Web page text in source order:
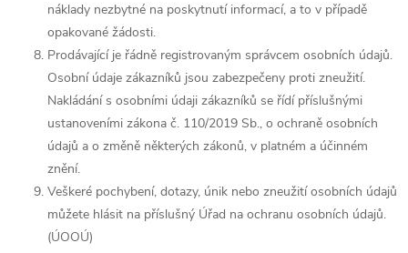
náklady nezbytné na poskytnutí informací, a to v případě
opakované žádosti.
Prodávající je řádně registrovaným správcem osobních údajů.
Osobní údaje zákazníků jsou zabezpečeny proti zneužití.
Nakládání s osobními údaji zákazníků se řídí příslušnými
ustanoveními zákona č. 110/2019 Sb., o ochraně osobních
údajů a o změně některých zákonů, v platném a účinném
znění.
Veškeré pochybení, dotazy, únik nebo zneužití osobních údajů
můžete hlásit na příslušný Úřad na ochranu osobních údajů.
(ÚOOÚ)